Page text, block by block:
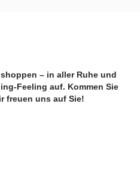
– in aller Ruhe und
Feeling auf. Kommen Sie
freuen uns auf Sie!